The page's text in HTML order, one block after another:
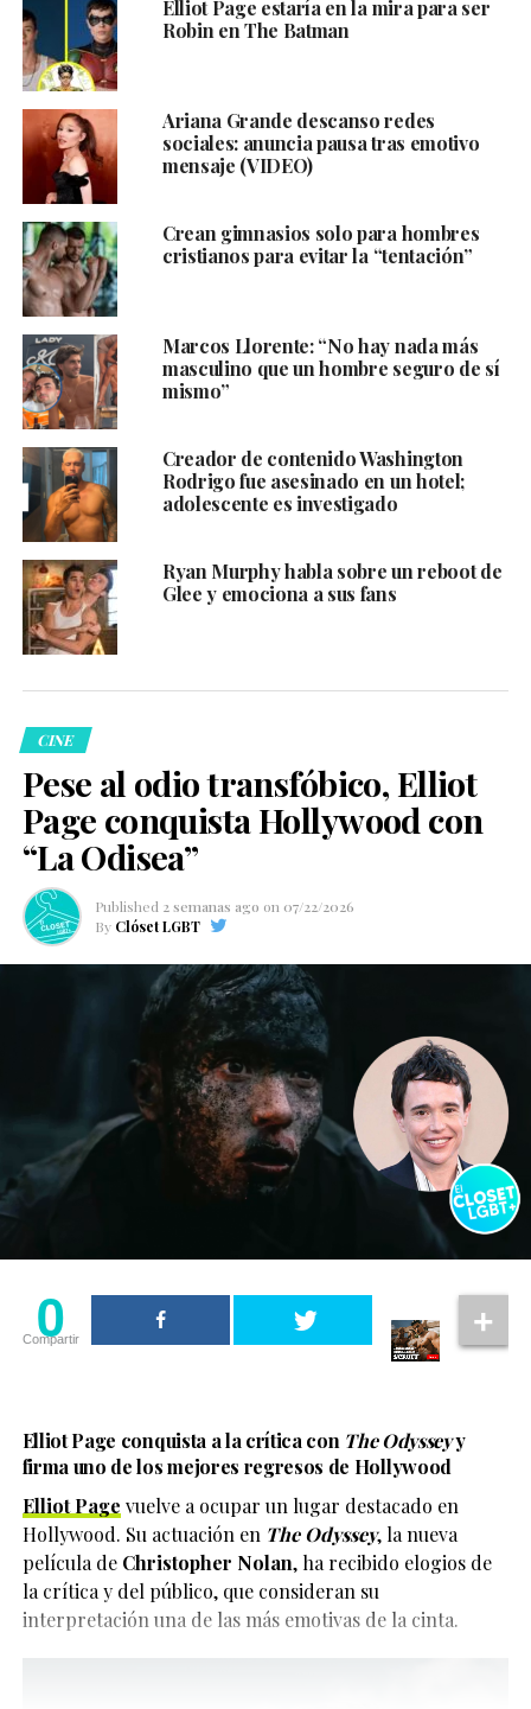
Elliot Page estaría en la mira para ser
Robin en The Batman
Ariana Grande descanso redes
sociales: anuncia pausa tras emotivo
mensaje (VIDEO)
Crean gimnasios solo para hombres
cristianos para evitar la “tentación”
Marcos Llorente: “No hay nada más
masculino que un hombre seguro de sí
mismo”
Creador de contenido Washington
Rodrigo fue asesinado en un hotel;
adolescente es investigado
Ryan Murphy habla sobre un reboot de
Glee y emociona a sus fans
CINE
Pese al odio transfóbico, Elliot
Page conquista Hollywood con
“La Odisea”
Published 2 semanas ago on 07/22/2026
By Clóset LGBT
0
Compartir
Elliot Page conquista a la crítica con The Odysseyy
firma uno de los mejores regresos de Hollywood
Elliot Page vuelve a ocupar un lugar destacado en
Hollywood. Su actuación en The Odyssey, la nueva
película de Christopher Nolan, ha recibido elogios de
la crítica y del público, que consideran su
interpretación una de las más emotivas de la cinta.